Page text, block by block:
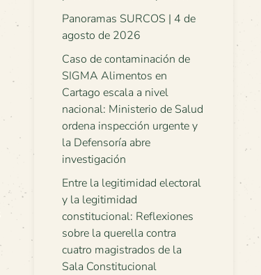
Panoramas SURCOS | 4 de
agosto de 2026
Caso de contaminación de
SIGMA Alimentos en
Cartago escala a nivel
nacional: Ministerio de Salud
ordena inspección urgente y
la Defensoría abre
investigación
Entre la legitimidad electoral
y la legitimidad
constitucional: Reflexiones
sobre la querella contra
cuatro magistrados de la
Sala Constitucional